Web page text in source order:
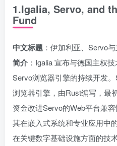
1.Igalia, Servo, and
Fund
中文标题 ：伊加利亚、Servo
简介 ：Igalia 宣布与德国主权
Servo浏览器引擎的持续开发
浏览器引擎，由Rust编写，最
资金改进Servo的Web平台兼
其在嵌入式系统和专业应用中
在关键数字基础设施方面的技